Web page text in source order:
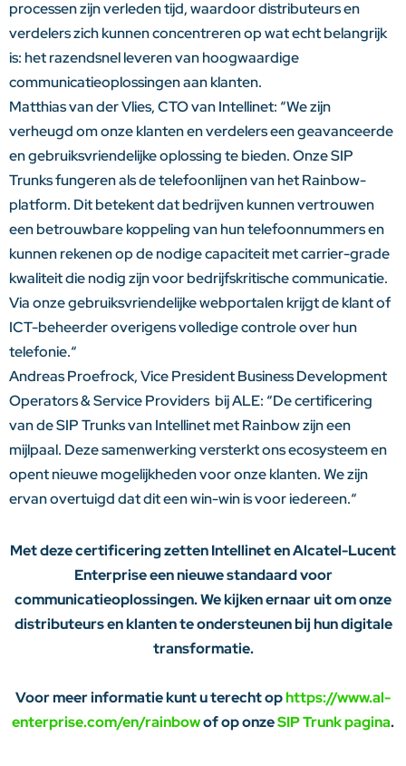
processen zijn verleden tijd, waardoor distributeurs en
verdelers zich kunnen concentreren op wat echt belangrijk
is: het razendsnel leveren van hoogwaardige
communicatieoplossingen aan klanten.
Matthias van der Vlies, CTO van Intellinet: “We zijn
verheugd om onze klanten en verdelers een geavanceerde
en gebruiksvriendelijke oplossing te bieden. Onze SIP
Trunks fungeren als de telefoonlijnen van het Rainbow-
platform. Dit betekent dat bedrijven kunnen vertrouwen
een betrouwbare koppeling van hun telefoonnummers en
kunnen rekenen op de nodige capaciteit met carrier-grade
kwaliteit die nodig zijn voor bedrijfskritische communicatie.
Via onze gebruiksvriendelijke webportalen krijgt de klant of
ICT-beheerder overigens volledige controle over hun
telefonie.“
Andreas Proefrock, Vice President Business Development
Operators & Service Providers bij ALE: “De certificering
van de SIP Trunks van Intellinet met Rainbow zijn een
mijlpaal. Deze samenwerking versterkt ons ecosysteem en
opent nieuwe mogelijkheden voor onze klanten. We zijn
ervan overtuigd dat dit een win-win is voor iedereen.“
Met deze certificering zetten Intellinet en Alcatel-Lucent
Enterprise een nieuwe standaard voor
communicatieoplossingen. We kijken ernaar uit om onze
distributeurs en klanten te ondersteunen bij hun digitale
transformatie.
Voor meer informatie kunt u terecht ophttps://www.al-
enterprise.com/en/rainbowof op onzeSIP Trunk pagina.